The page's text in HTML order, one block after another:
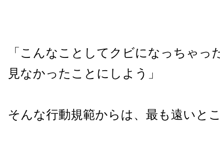
「こんなことしてクビになっちゃっ
見なかったことにしよう」
そんな行動規範からは、最も遠いと